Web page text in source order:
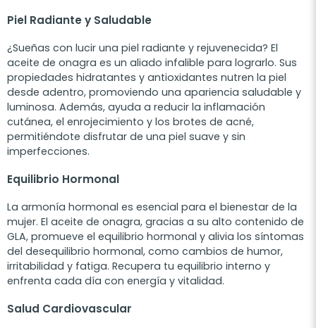
Piel Radiante y Saludable
¿Sueñas con lucir una piel radiante y rejuvenecida? El
aceite de onagra es un aliado infalible para lograrlo. Sus
propiedades hidratantes y antioxidantes nutren la piel
desde adentro, promoviendo una apariencia saludable y
luminosa. Además, ayuda a reducir la inflamación
cutánea, el enrojecimiento y los brotes de acné,
permitiéndote disfrutar de una piel suave y sin
imperfecciones.
Equilibrio Hormonal
La armonía hormonal es esencial para el bienestar de la
mujer. El aceite de onagra, gracias a su alto contenido de
GLA, promueve el equilibrio hormonal y alivia los síntomas
del desequilibrio hormonal, como cambios de humor,
irritabilidad y fatiga. Recupera tu equilibrio interno y
enfrenta cada día con energía y vitalidad.
Salud Cardiovascular